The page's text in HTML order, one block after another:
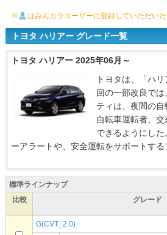
※ はみんカラユーザーに登録していただい
トヨタ ハリアー グレード一覧
トヨタ ハリアー 2025年06月～
トヨタは、「ハ
回の一部改良で
ティは、夜間の
自転車運転者、
できるようにし
ーアラートや、安全運転をサポートする
標準ラインナップ
比較
グレード
G(CVT_2.0)